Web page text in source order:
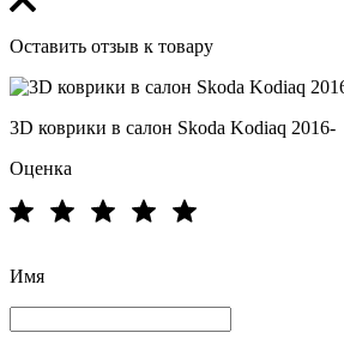
Оставить отзыв к товару
3D коврики в салон Skoda Kodiaq 2016-
Оценка
Имя